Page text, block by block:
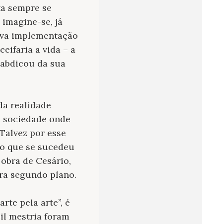
sempre se
se, já
implementação
a vida – a
da sua
realidade
onde
por esse
que se sucedeu
de Cesário,
segundo plano.
pela arte”, é
mestria foram